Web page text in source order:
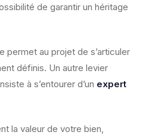
de garantir un héritage
permet au projet de s’articuler
définis. Un autre levier
à s’entourer d’un expert
la valeur de votre bien,